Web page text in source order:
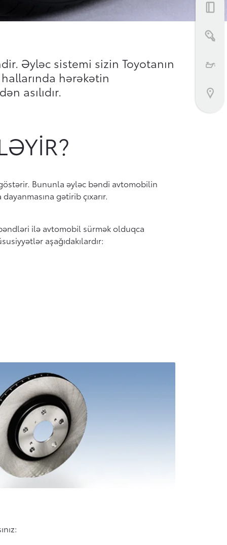
Əyləc sistemi sizin Toyotanın
hərəkətin
asılıdır.
Bununla əyləc bəndi avtomobilin
gətirib çıxarır.
ilə avtomobil sürmək olduqca
aşağıdakılardır: